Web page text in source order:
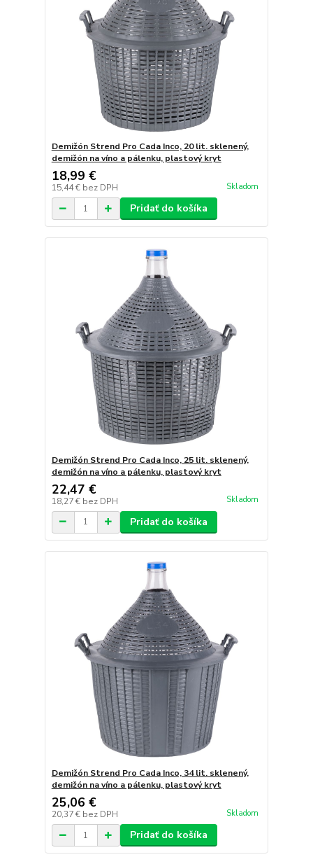
Demižón Strend Pro Cada Inco, 20 lit. sklenený,
demižón na víno a pálenku, plastový kryt
18,99 €
15,44 € bez DPH Skladom
Pridať do košíka
Demižón Strend Pro Cada Inco, 25 lit. sklenený,
demižón na víno a pálenku, plastový kryt
22,47 €
18,27 € bez DPH Skladom
Pridať do košíka
Demižón Strend Pro Cada Inco, 34 lit. sklenený,
demižón na víno a pálenku, plastový kryt
25,06 €
20,37 € bez DPH Skladom
Pridať do košíka